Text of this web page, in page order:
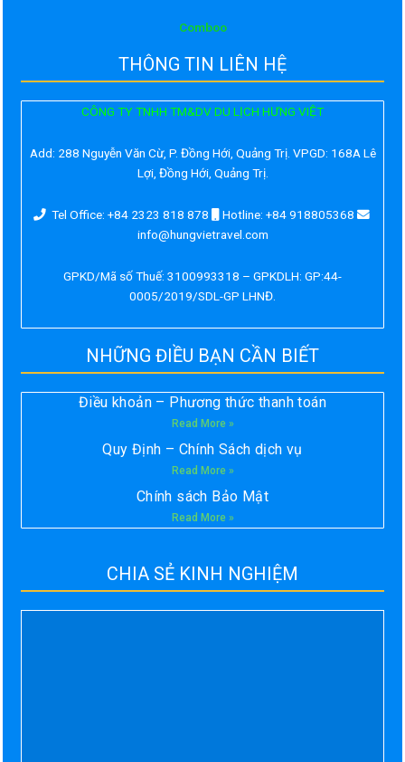
Comboo
THÔNG TIN LIÊN HỆ
CÔNG TY TNHH TM&DV DU LỊCH HƯNG VIỆT
Add: 288 Nguyễn Văn Cừ, P. Đồng Hới, Quảng Trị. VPGD: 168A Lê
Lợi, Đồng Hới, Quảng Trị.
Tel Office: +84 2323 818 878
Hotline: +84 918805368
info@hungvietravel.com
GPKD/Mã số Thuế: 3100993318 – GPKDLH: GP:44-
0005/2019/SDL-GP LHNĐ.
NHỮNG ĐIỀU BẠN CẦN BIẾT
Điều khoản – Phương thức thanh toán
Read More »
Quy Định – Chính Sách dịch vụ
Read More »
Chính sách Bảo Mật
Read More »
CHIA SẺ KINH NGHIỆM